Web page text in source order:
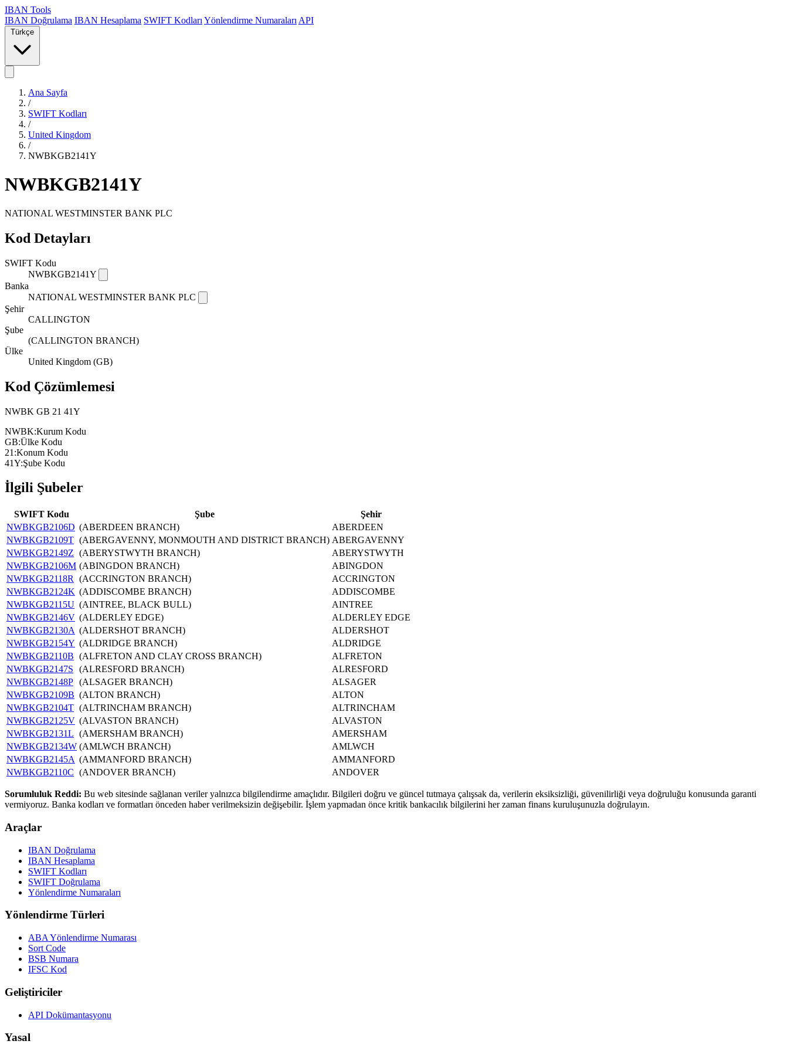
IBAN Tools
IBAN Doğrulama IBAN Hesaplama SWIFT Kodları Yönlendirme Numaraları API
Türkçe
Ana Sayfa
/
SWIFT Kodları
/
United Kingdom
/
NWBKGB2141Y
NWBKGB2141Y
NATIONAL WESTMINSTER BANK PLC
Kod Detayları
SWIFT Kodu
NWBKGB2141Y
Banka
NATIONAL WESTMINSTER BANK PLC
Şehir
CALLINGTON
Şube
(CALLINGTON BRANCH)
Ülke
United Kingdom (GB)
Kod Çözümlemesi
NWBK GB 21 41Y
NWBK:Kurum Kodu
GB:Ülke Kodu
21:Konum Kodu
41Y:Şube Kodu
İlgili Şubeler
SWIFT Kodu Şube
Şehir
NWBKGB2106D (ABERDEEN BRANCH)
ABERDEEN
NWBKGB2109T (ABERGAVENNY, MONMOUTH AND DISTRICT BRANCH) ABERGAVENNY
NWBKGB2149Z (ABERYSTWYTH BRANCH)
ABERYSTWYTH
NWBKGB2106M (ABINGDON BRANCH)
ABINGDON
NWBKGB2118R
(ACCRINGTON BRANCH)
ACCRINGTON
NWBKGB2124K (ADDISCOMBE BRANCH)
ADDISCOMBE
NWBKGB2115U (AINTREE, BLACK BULL)
AINTREE
NWBKGB2146V (ALDERLEY EDGE)
ALDERLEY EDGE
NWBKGB2130A (ALDERSHOT BRANCH)
ALDERSHOT
NWBKGB2154Y (ALDRIDGE BRANCH)
ALDRIDGE
NWBKGB2110B (ALFRETON AND CLAY CROSS BRANCH)
ALFRETON
NWBKGB2147S
(ALRESFORD BRANCH)
ALRESFORD
NWBKGB2148P (ALSAGER BRANCH)
ALSAGER
NWBKGB2109B (ALTON BRANCH)
ALTON
NWBKGB2104T (ALTRINCHAM BRANCH)
ALTRINCHAM
NWBKGB2125V (ALVASTON BRANCH)
ALVASTON
NWBKGB2131L (AMERSHAM BRANCH)
AMERSHAM
NWBKGB2134W (AMLWCH BRANCH)
AMLWCH
NWBKGB2145A (AMMANFORD BRANCH)
AMMANFORD
NWBKGB2110C (ANDOVER BRANCH) ANDOVER
Sorumluluk Reddi: Bu web sitesinde sağlanan veriler yalnızca bilgilendirme amaçlıdır. Bilgileri doğru ve güncel tutmaya çalışsak da, verilerin eksiksizliği, güvenilirliği veya doğruluğu konusunda garanti
vermiyoruz. Banka kodları ve formatları önceden haber verilmeksizin değişebilir. İşlem yapmadan önce kritik bankacılık bilgilerini her zaman finans kuruluşunuzla doğrulayın.
Araçlar
IBAN Doğrulama
IBAN Hesaplama
SWIFT Kodları
SWIFT Doğrulama
Yönlendirme Numaraları
Yönlendirme Türleri
ABA Yönlendirme Numarası
Sort Code
BSB Numara
IFSC Kod
Geliştiriciler
API Dokümantasyonu
Yasal